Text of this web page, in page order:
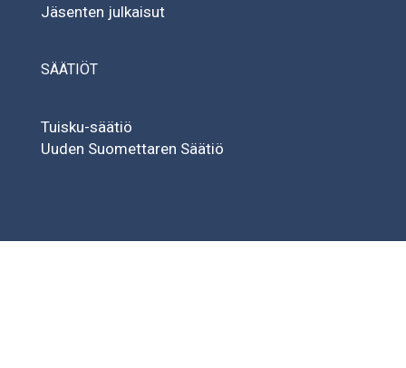
Jäsenten julkaisut
SÄÄTIÖT
Tuisku-säätiö
Uuden Suomettaren Säätiö